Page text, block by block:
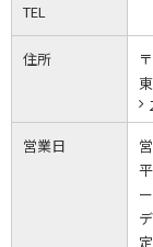
TEL
住所
営業日